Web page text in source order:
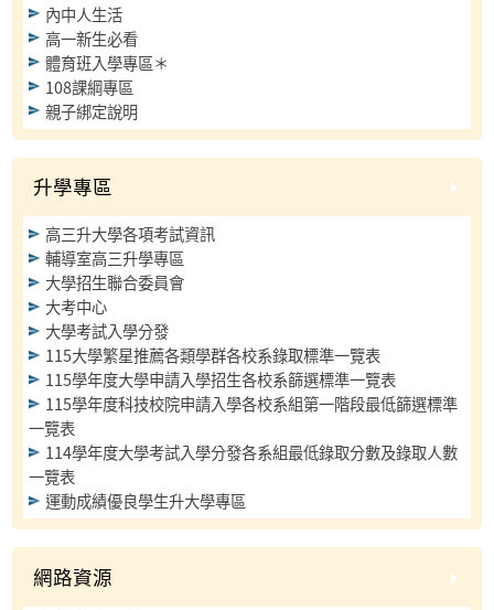
內中人生活
高一新生必看
體育班入學專區＊
108課綱專區
親子綁定說明
升學專區
高三升大學各項考試資訊
輔導室高三升學專區
大學招生聯合委員會
大考中心
大學考試入學分發
115大學繁星推薦各類學群各校系錄取標準一覽表
115學年度大學申請入學招生各校系篩選標準一覽表
115學年度科技校院申請入學各校系組第一階段最低篩選標準
一覽表
114學年度大學考試入學分發各系組最低錄取分數及錄取人數
一覽表
運動成績優良學生升大學專區
網路資源